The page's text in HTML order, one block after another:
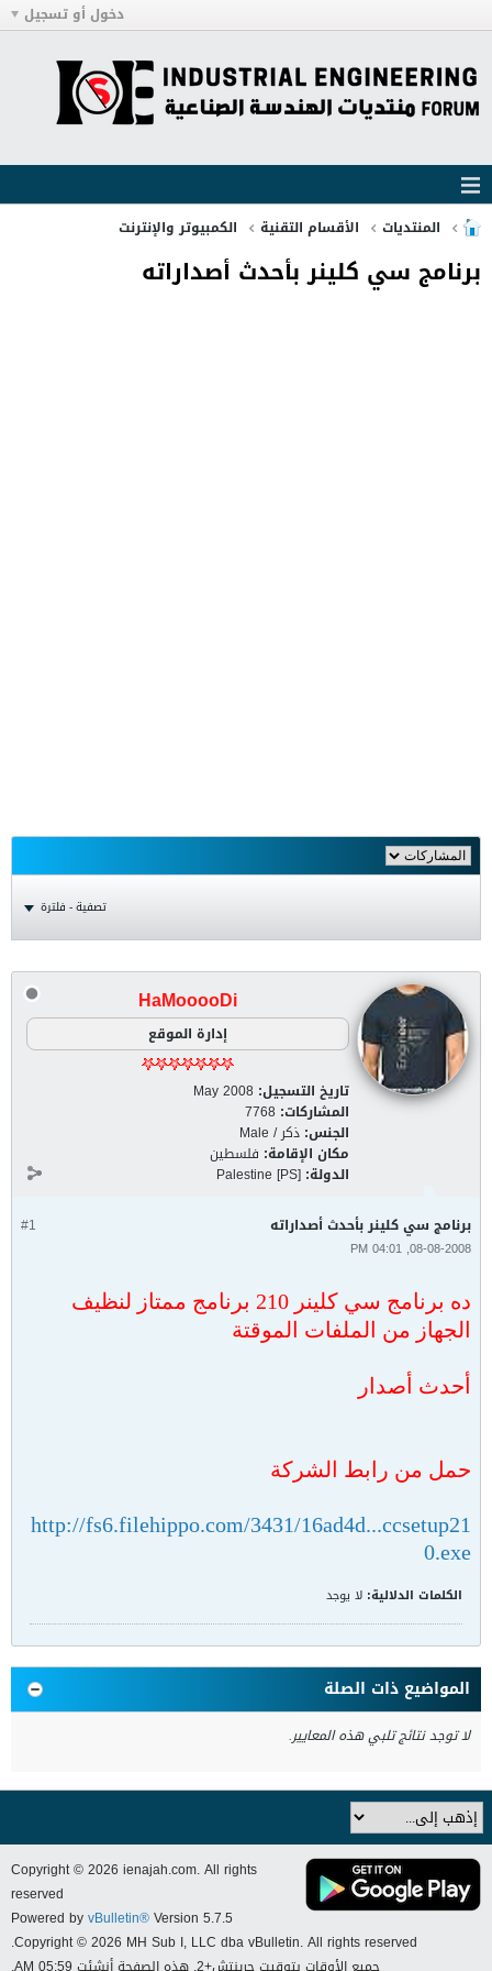
دخول أو تسجيل
المنتديات الأقسام التقنية الكمبيوتر والإنترنت
برنامج سي كلينر بأحدث أصداراته
تصفية - فلترة
HaMooooDi
إدارة الموقع
تاريخ التسجيل: May 2008
المشاركات: 7768
الجنس: ذكر / Male
مكان الإقامة: فلسطين
الدولة: Palestine [PS]
#1 برنامج سي كلينر بأحدث أصداراته
08-08-2008, 04:01 PM
ده برنامج سي كلينر 210 برنامج ممتاز لنظيف
الجهاز من الملفات الموقتة
أحدث أصدار
حمل من رابط الشركة
http://fs6.filehippo.com/3431/16ad4d...ccsetup21
0.exe
الكلمات الدلالية: لا يوجد
المواضيع ذات الصلة
لا توجد نتائج تلبي هذه المعايير.
Copyright © 2026 ienajah.com. All rights
reserved
Powered byvBulletin®Version 5.7.5
Copyright © 2026 MH Sub I, LLC dba vBulletin. All rights reserved.